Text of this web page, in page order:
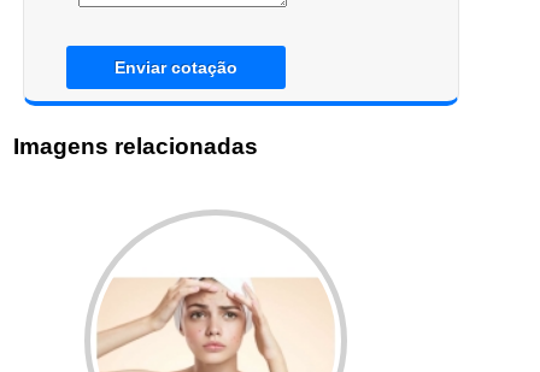
Enviar cotação
Imagens relacionadas